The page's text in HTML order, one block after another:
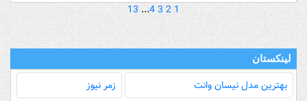
1
2
3
4
...
13
لینکستان
بهترین مدل‌ نیسان وانت زمر نیوز